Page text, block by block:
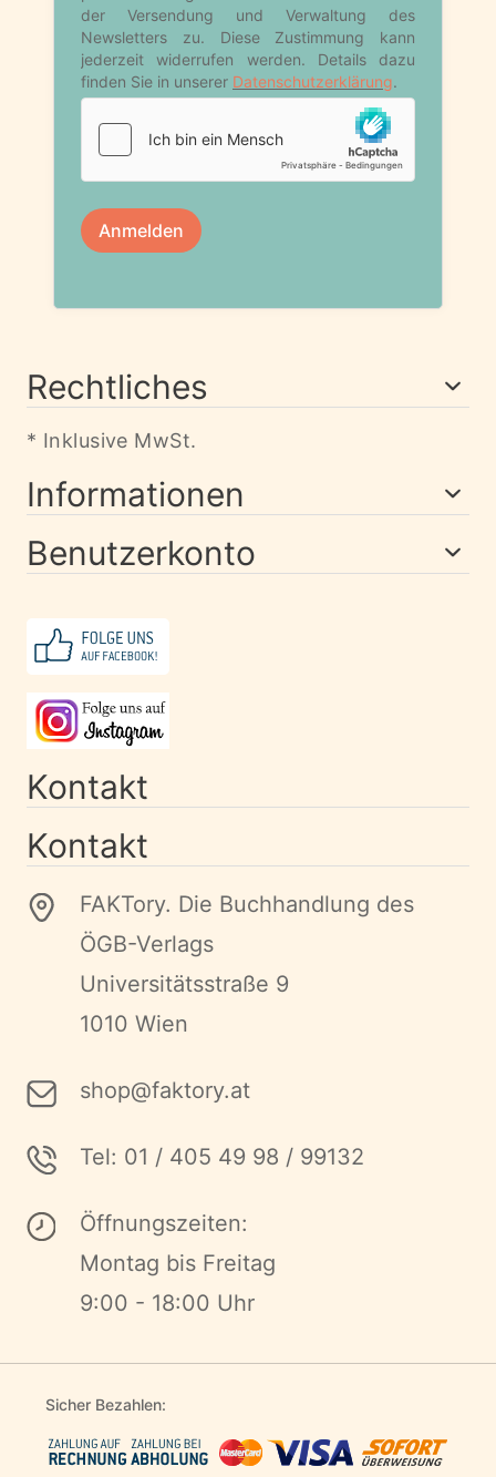
Rechtliches
* Inklusive MwSt.
Informationen
Benutzerkonto
Kontakt
Kontakt
FAKTory. Die Buchhandlung des
ÖGB-Verlags
Universitätsstraße 9
1010 Wien
shop@faktory.at
Tel: 01 / 405 49 98 / 99132
Öffnungszeiten:
Montag bis Freitag
9:00 - 18:00 Uhr
Sicher Bezahlen: